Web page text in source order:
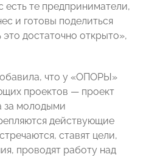
есть те предприниматели,
и готовы поделиться
достаточно открыто»,
что у «ОПОРЫ»
проектов — проект
за молодыми
действующие
ставят цели,
проводят работу над